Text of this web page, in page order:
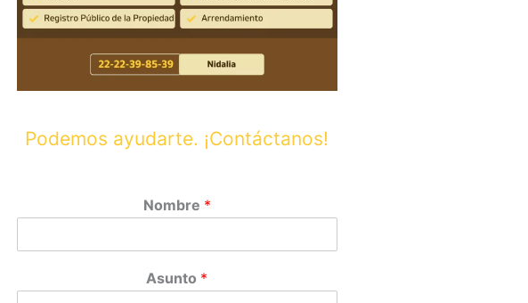
Podemos ayudarte. ¡Contáctanos!
Nombre *
Asunto *